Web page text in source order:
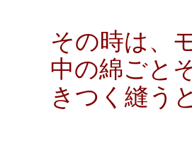
その時は、
中の綿ごと
きつく縫う